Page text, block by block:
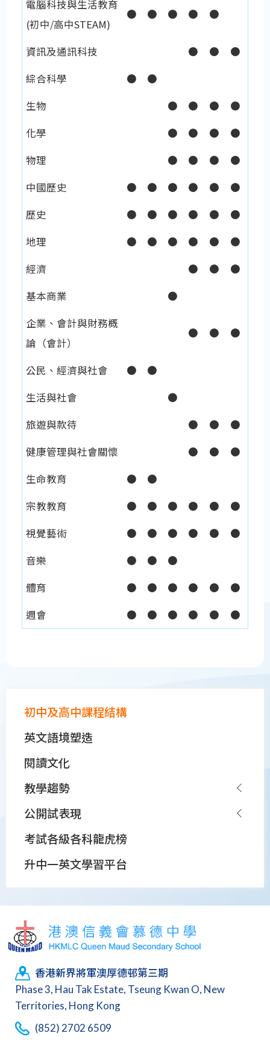
電腦科技與生活教育
(初中/高中STEAM)
● ● ● ● ●
資訊及通訊科技 ● ●
●
綜合科學
●
●
生物
● ● ●
●
化學
● ● ●
●
物理
● ● ●
●
中國歷史
● ● ● ● ●
●
歷史
● ● ● ● ●
●
地理
● ● ● ● ●
●
經濟
● ●
●
基本商業
●
企業、會計與財務概
論（會計）
● ● ●
公民、經濟與社會 ●
●
生活與社會
●
旅遊與款待
● ●
●
健康管理與社會關懷
● ●
●
生命教育
●
●
宗教教育
● ● ● ● ●
●
視覺藝術
● ● ● ● ●
●
音樂
● ●
●
體育
● ● ● ● ●
●
週會
● ● ● ● ● ●
Main
navigation
初中及高中⁠課程結構
⁠英文語境塑造
⁠閱讀文化
⁠教學趨勢
公開試表現
考試各級各科龍虎榜
升中一英文學習平台
香港新界將軍澳厚德邨第三期
Phase 3, Hau Tak Estate, Tseung Kwan O, New
Territories, Hong Kong
(852) 2702 6509